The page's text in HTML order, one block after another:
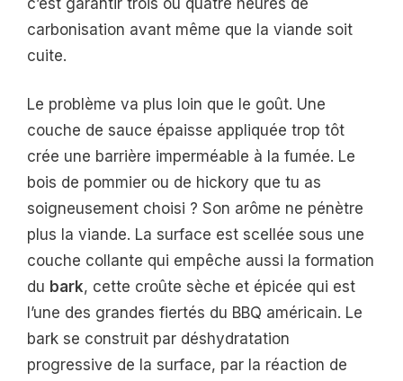
carbonisation avant même que la viande soit
cuite.
Le problème va plus loin que le goût. Une
couche de sauce épaisse appliquée trop tôt
crée une barrière imperméable à la fumée. Le
bois de pommier ou de hickory que tu as
soigneusement choisi ? Son arôme ne pénètre
plus la viande. La surface est scellée sous une
couche collante qui empêche aussi la formation
du bark, cette croûte sèche et épicée qui est
l’une des grandes fiertés du BBQ américain. Le
bark se construit par déshydratation
progressive de la surface, par la réaction de